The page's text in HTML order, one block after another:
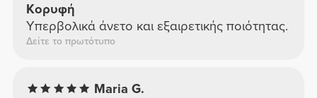
Κορυφή
Υπερβολικά άνετο και εξαιρετικής ποιότητας.
Δείτε το πρωτότυπο
Maria G.